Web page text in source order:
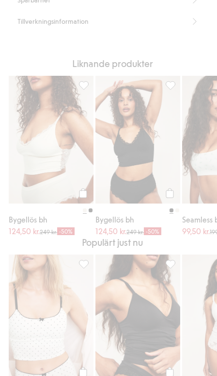
Tillverkningsinformation
Liknande produkter
Köp
Bygellös bh
124,50 kr.249 kr. -50%
Bygellös bh, Lägg till i favoriter
Bygellös bh
124,50 kr.249 kr. -50%
Bygellös bh,
Seamless
99,50 kr.
Populärt just nu
Bralette med picotkant, Lägg till i favoriter
Seamless